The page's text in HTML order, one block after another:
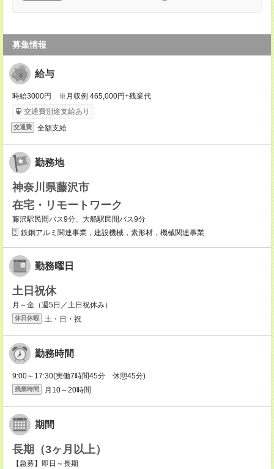
募集情報
給与
時給3000円 ※月収例 465,000円+残業代
交通費別途支給あり
交通費 全額支給
勤務地
神奈川県藤沢市
在宅・リモートワーク
藤沢駅民間バス9分、大船駅民間バス9分
鉄鋼アルミ関連事業，建設機械，素形材，機械関連事業
勤務曜日
土日祝休
月～金（週5日／土日祝休み）
休日休暇 土・日・祝
勤務時間
9:00～17:30(実働7時間45分 休憩45分)
残業時間 月10～20時間
期間
長期（3ヶ月以上）
【急募】即日～長期